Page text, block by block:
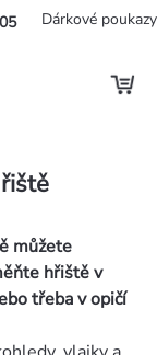
Dárkové poukazy
můžete
hřiště v
třeba v opičí